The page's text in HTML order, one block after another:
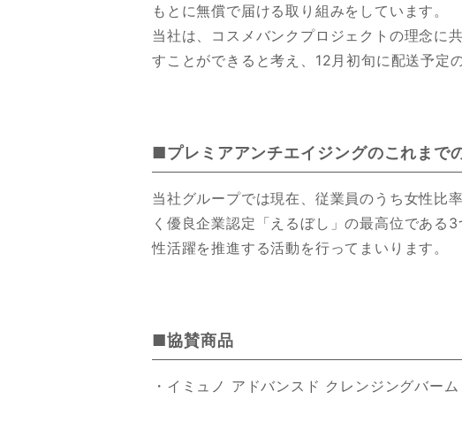
もとに無償で届ける取り組みをしています。
当社は、コスメバンクプロジェクトの理念に
すことができると考え、12月初旬に配送予定
■プレミアアンチエイジングのこれまで
当社グループでは現在、従業員のうち女性比
く優良企業認定「えるぼし」の最高位であ
性活躍を推進する活動を行ってまいります。
■協賛商品
・イミュノ アドバンスド クレンジングバーム